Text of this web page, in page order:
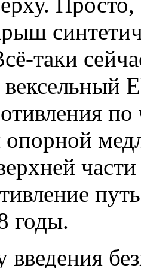
таки
опорной
годы.